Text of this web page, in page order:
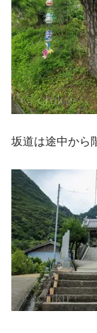
坂道は途中から